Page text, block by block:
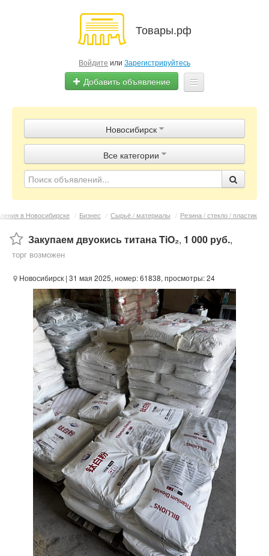
Товары.рф
Войдите или Зарегистрируйтесь
Добавить объявление
Объявления
Магазины
Контакты
Новосибирск
Все категории
в Новосибирске / Бизнес / Сырьё / материалы / Резина / стекло / пластик
Закупаем двуокись титана TiO₂, 1 000 руб.,
торг возможен
Новосибирск | 31 мая 2025, номер: 61838, просмотры: 24